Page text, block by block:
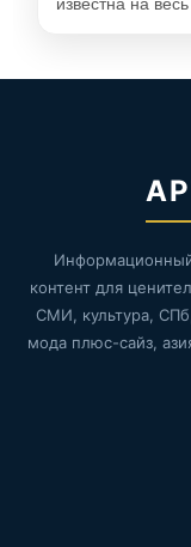
известна на
контент для
СМИ, культура,
мода плюс-сайз,